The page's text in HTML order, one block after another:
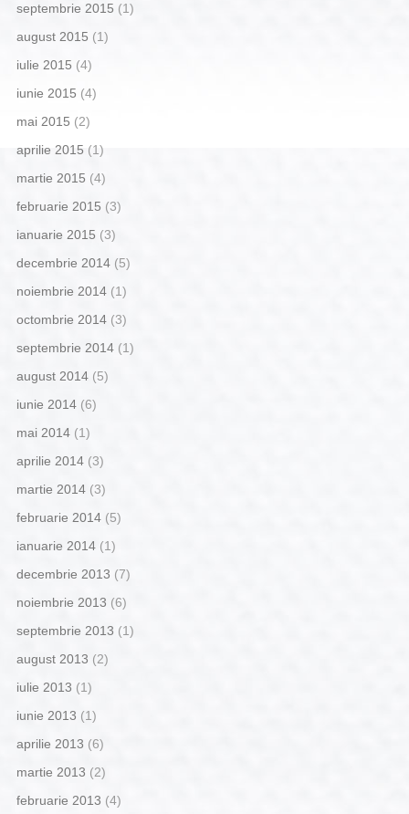
septembrie 2015 (1)
august 2015 (1)
iulie 2015 (4)
iunie 2015 (4)
mai 2015 (2)
aprilie 2015(1)
martie 2015 (4)
februarie 2015 (3)
ianuarie 2015 (3)
decembrie 2014(5)
noiembrie 2014(1)
octombrie 2014(3)
septembrie 2014(1)
august 2014(5)
iunie 2014(6)
mai 2014(1)
aprilie 2014(3)
martie 2014(3)
februarie 2014(5)
ianuarie 2014(1)
decembrie 2013 (7)
noiembrie 2013 (6)
septembrie 2013 (1)
august 2013 (2)
iulie 2013 (1)
iunie 2013 (1)
aprilie 2013 (6)
martie 2013 (2)
februarie 2013 (4)